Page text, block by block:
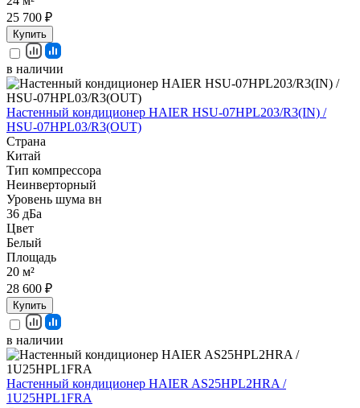
25 700 ₽
Купить
в наличии
Настенный кондиционер HAIER HSU-07HPL203/R3(IN) /
HSU-07HPL03/R3(OUT)
Страна
Китай
Тип компрессора
Неинверторный
Уровень шума вн
36 дБа
Цвет
Белый
Площадь
20 м²
28 600 ₽
Купить
в наличии
Настенный кондиционер HAIER AS25HPL2HRA /
1U25HPL1FRA